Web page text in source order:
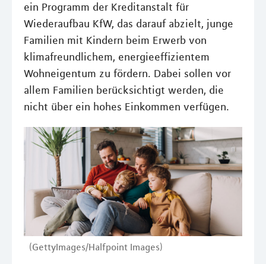
ein Programm der Kreditanstalt für
Wiederaufbau KfW, das darauf abzielt, junge
Familien mit Kindern beim Erwerb von
klimafreundlichem, energieeffizientem
Wohneigentum zu fördern. Dabei sollen vor
allem Familien berücksichtigt werden, die
nicht über ein hohes Einkommen verfügen.
(GettyImages/Halfpoint Images)